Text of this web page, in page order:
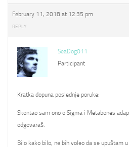
February 11, 2018 at 12:35 pm
REPLY
SeaDog011
Participant
Kratka dopuna poslednje poruke:
Skontao sam ono o Sigma i Metabones
odgovaraš.
Bilo kako bilo, ne bih voleo da se upuštam